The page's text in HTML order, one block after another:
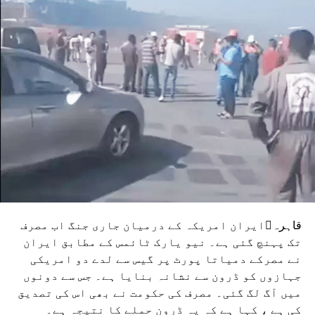
نے اقوام متحدہ کے سیاحت افریقہ اور امریکہ کے سربراہی
اجلاس کو دونوں خطوں کے درمیان مکالمے اور سیاسی اور
تکنیکی تعاون کے لیے ایک مستقل دو سالہ پلیٹ فارم کے طور پر
باضابطہ طور پر ادارہ بنانے کی منظوری دی، ساتھ ہی ساتھ
جنوبی – جنوب تعاون کیلئے ایک میکانزم کی تشکیل کی بھی
منظوری دی۔
چین کی حکومت کی جانب سے شنگھائی شہر میں علاقائی
دفتر کے قیام کی تجویز کو بھی اراکین نے منظور کرلیا۔ عالمی
یوم سیاحت کیلئے جدت اور تعلیم کے رکن ممالک نے ’’ڈیجیٹل
ایجنڈا اور مصنوعی ذہانت‘‘کے موضوع پر عالمی یوم سیاحت
2026 منانے کی تجاویز کی منظوری دی، جس میں ایل
سلواڈور سرکاری میزبان ملک ہے۔ 2027 کی تقریبات
’’تعلیم کے ذریعے سیاحت کی تبدیلی‘‘ کے موضوع کے ارد گرد
منعقد کی جائیں گی، جس کی میزبانی Cabo Verde کرے گی۔
آخرکار، رکن ممالک نے ڈومینیکن ریپبلک میں اقوام متحدہ کی
سیاحت کی جنرل اسمبلی کے 27ویں ایڈیشن کے انعقاد کے حق
میں ووٹ دیا۔
قاہرہایران امریکہ کے درمیان جاری جنگ اب مصرف
تک پہنچ گئی ہے۔ نیو یارک ٹائمس کے مطابق ایران
نے مصرکے دمیاتا پورٹ پر گیس سے لدے دو امریکی
جہازوں کو ڈرون سے نشانہ بنایا ہے۔ جس سے دونوں
میں آگ لگ گئی۔ مصرف کی حکومت نے بھی اس کی تصدیق
کی ہے ، کہا ہے کہ یہ ڈرون حملے کا نتیجہ ہے۔